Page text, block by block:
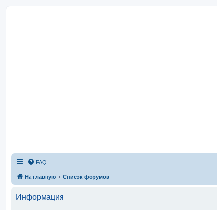
FAQ
На главную Список форумов
Информация